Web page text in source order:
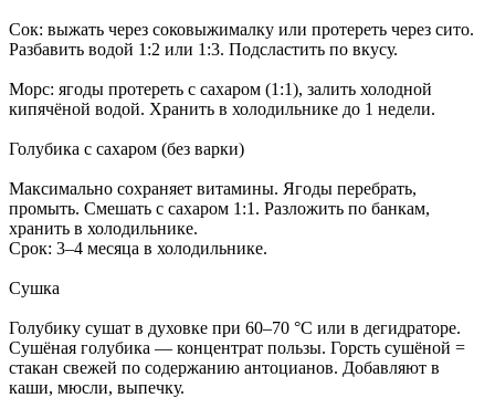
Сок: выжать через соковыжималку или протереть через сито.
Разбавить водой 1:2 или 1:3. Подсластить по вкусу.
Морс: ягоды протереть с сахаром (1:1), залить холодной
кипячёной водой. Хранить в холодильнике до 1 недели.
Голубика с сахаром (без варки)
Максимально сохраняет витамины. Ягоды перебрать,
промыть. Смешать с сахаром 1:1. Разложить по банкам,
хранить в холодильнике.
Срок: 3–4 месяца в холодильнике.
Сушка
Голубику сушат в духовке при 60–70 °C или в дегидраторе.
Сушёная голубика — концентрат пользы. Горсть сушёной =
стакан свежей по содержанию антоцианов. Добавляют в
каши, мюсли, выпечку.